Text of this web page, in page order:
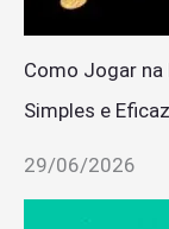
Como Jogar na
Simples e Eficaz
29/06/2026